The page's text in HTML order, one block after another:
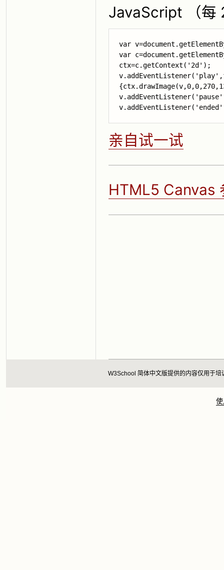
JavaScript （每
var
var
ctx=c.getContext('2d');
{
亲自试一试
HTML5 Canvas
W3School 简体中文版提供的内容仅用于